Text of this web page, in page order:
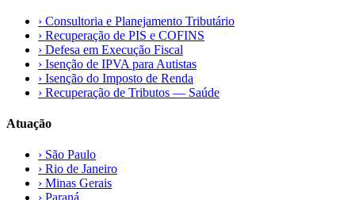
› Consultoria e Planejamento Tributário
› Recuperação de PIS e COFINS
› Defesa em Execução Fiscal
› Isenção de IPVA para Autistas
› Isenção do Imposto de Renda
› Recuperação de Tributos — Saúde
Atuação
› São Paulo
› Rio de Janeiro
› Minas Gerais
› Paraná